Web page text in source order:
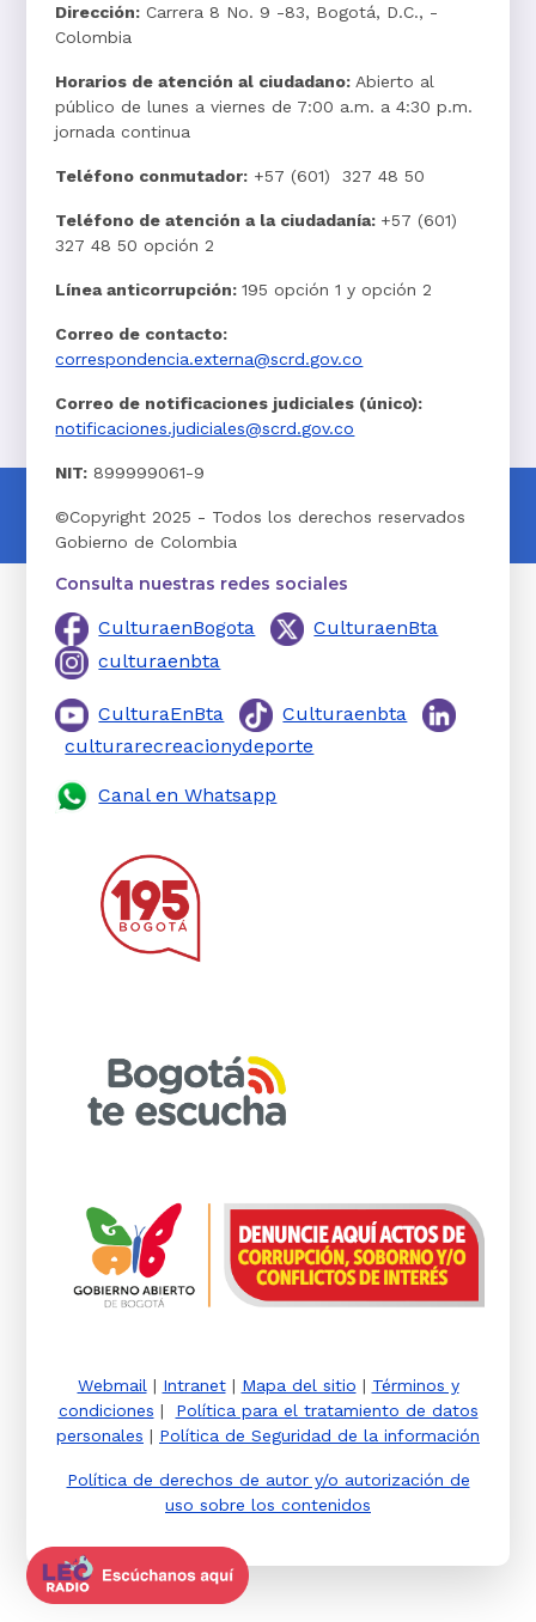
Dirección: Carrera 8 No. 9 -83, Bogotá, D.C., -
Colombia
Horarios de atención al ciudadano: Abierto al
público de lunes a viernes de 7:00 a.m. a 4:30 p.m.
jornada continua
Teléfono conmutador: +57 (601) 327 48 50
Teléfono de atención a la ciudadanía: +57 (601)
327 48 50 opción 2
Línea anticorrupción:195 opción 1 y opción 2
Correo de contacto:
correspondencia.externa@scrd.gov.co
Correo de notificaciones judiciales (único):
notificaciones.judiciales@scrd.gov.co
NIT: 899999061-9
©Copyright 2025 - Todos los derechos reservados
Gobierno de Colombia
Consulta nuestras redes sociales
CulturaenBogota
CulturaenBta
culturaenbta
CulturaEnBta
Culturaenbta
culturarecreacionydeporte
Canal en Whatsapp
Webmail| Intranet| Mapa del sitio | Términos y
condiciones | Política para el tratamiento de datos
personales | Política de Seguridad de la información
Política de derechos de autor y/o autorización de
uso sobre los contenidos